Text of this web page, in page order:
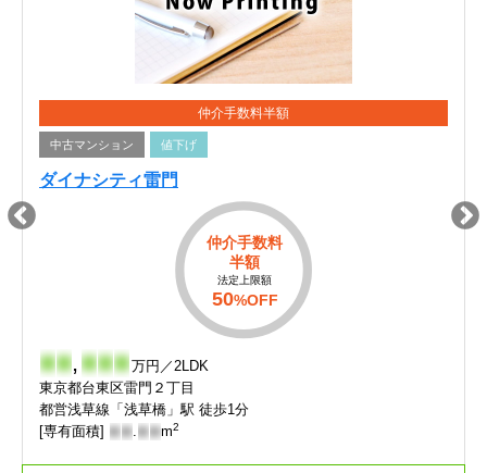
仲介手数料半額
中古マンション 値下げ
ダイナシティ雷門
仲介手数料
半額
法定上限額
50%OFF
- - ,- - - 万円／2LDK
東京都台東区雷門２丁目
都営浅草線「浅草橋」駅 徒歩1分
[専有面積] - - .- - m2